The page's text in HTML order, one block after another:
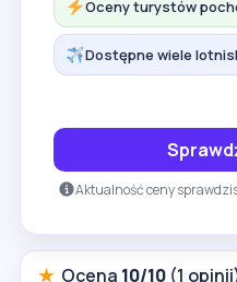
Oceny turystów
Dostępne wiele
Aktualność ceny
★ Ocena 10/10 (1